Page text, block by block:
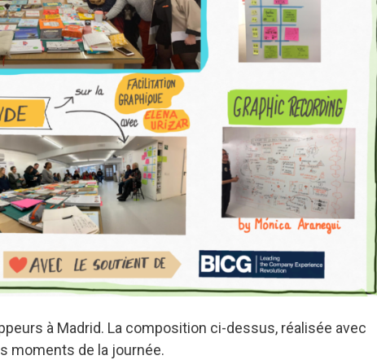
à Madrid. La composition ci-dessus, réalisée avec
moments de la journée.